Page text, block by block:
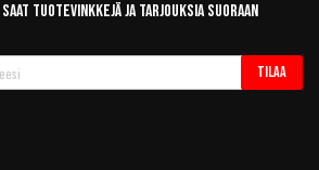
tuotevinkkejä ja tarjouksia suoraan
Tilaa